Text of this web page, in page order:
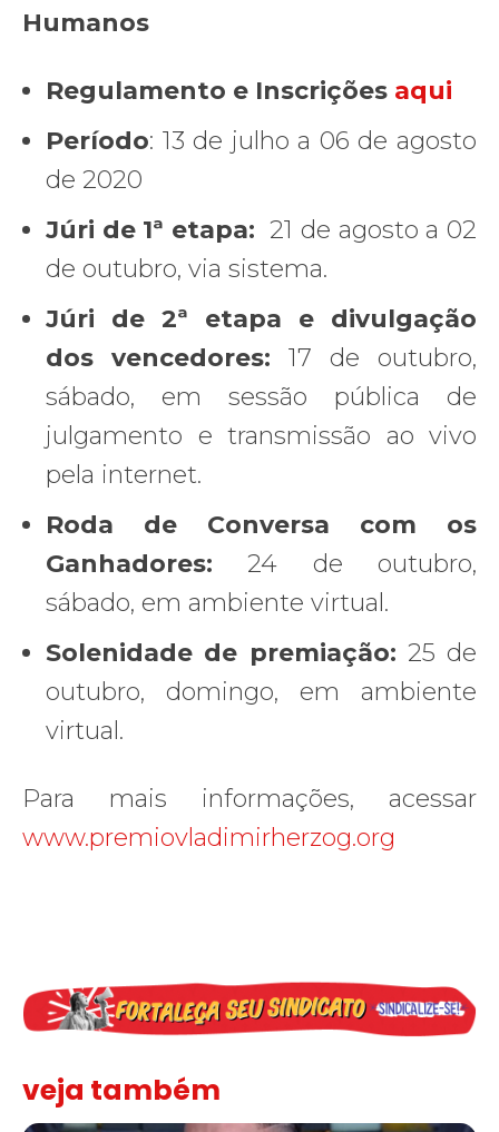
Humanos
Regulamento e Inscrições aqui
Período: 13 de julho a 06 de agosto
de 2020
Júri de 1ª etapa: 21 de agosto a 02
de outubro, via sistema.
Júri de 2ª etapa e divulgação
dos vencedores: 17 de outubro,
sábado, em sessão pública de
julgamento e transmissão ao vivo
pela internet.
Roda de Conversa com os
Ganhadores:24 de outubro,
sábado, em ambiente virtual.
Solenidade de premiação: 25 de
outubro, domingo, em ambiente
virtual.
Para mais informações, acessar
www.premiovladimirherzog.org
veja também